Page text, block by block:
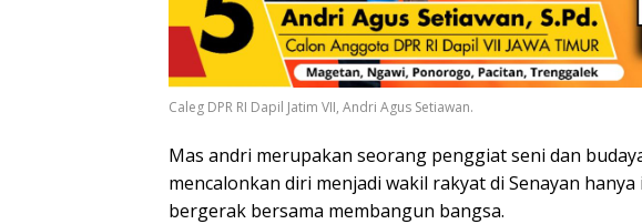
Caleg DPR RI Dapil Jatim VII, Andri Agus Setiawan.
Mas andri merupakan seorang penggiat seni dan
mencalonkan diri menjadi wakil rakyat di Senayan
bergerak bersama membangun bangsa.